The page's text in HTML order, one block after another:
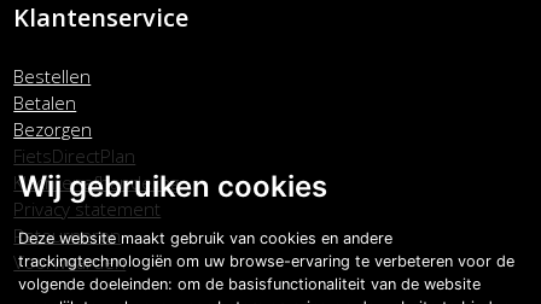
Klantenservice
Bestellen
Betalen
Bezorgen
FietsDirectPlan
Klachtenafhandeling
Privacy statement
Retourneren
Voorwaarden
Wij gebruiken cookies
Deze website maakt gebruik van cookies en andere
trackingtechnologiën om uw browse-ervaring te verbeteren voor de
volgende doeleinden: om de basisfunctionaliteit van de website